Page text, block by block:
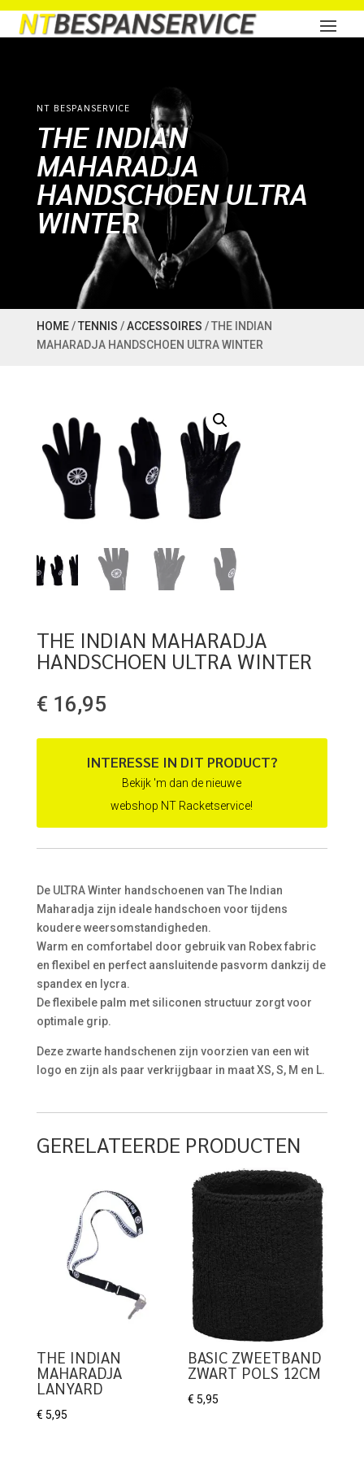
NT BESPANSERVICE
THE INDIAN
MAHARADJA
HANDSCHOEN ULTRA
WINTER
HOME/TENNIS /ACCESSOIRES / THE INDIAN
MAHARADJA HANDSCHOEN ULTRA WINTER
THE INDIAN MAHARADJA
HANDSCHOEN ULTRA WINTER
€ 16,95
INTERESSE IN DIT PRODUCT?
Bekijk 'm dan de nieuwe
webshop NT Racketservice!
De ULTRA Winter handschoenen van The Indian
Maharadja zijn ideale handschoen voor tijdens
koudere weersomstandigheden.
Warm en comfortabel door gebruik van Robex fabric
en flexibel en perfect aansluitende pasvorm dankzij de
spandex en lycra.
De flexibele palm met siliconen structuur zorgt voor
optimale grip.
Deze zwarte handschenen zijn voorzien van een wit
logo en zijn als paar verkrijgbaar in maat XS, S, M en L.
GERELATEERDE PRODUCTEN
THE INDIAN
MAHARADJA
LANYARD
€ 5,95
BASIC ZWEETBAND
ZWART POLS 12CM
€ 5,95